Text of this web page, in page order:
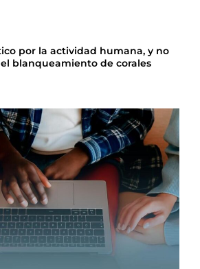
por la actividad humana, y no
blanqueamiento de corales